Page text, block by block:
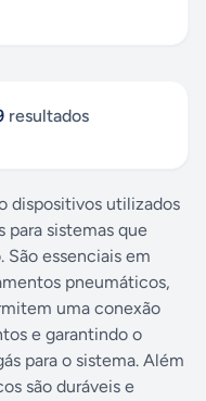
com garantia
resultados
dispositivos utilizados
para sistemas que
essenciais em
pneumáticos,
uma conexão
e garantindo o
para o sistema. Além
são duráveis e